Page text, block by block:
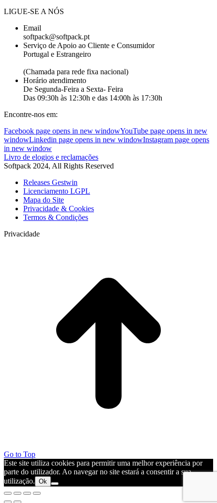
LIGUE-SE A NÓS
Email
softpack@softpack.pt
Serviço de Apoio ao Cliente e Consumidor
Portugal e Estrangeiro
(Chamada para rede fixa nacional)
Horário atendimento
De Segunda-Feira a Sexta- Feira
Das 09:30h às 12:30h e das 14:00h às 17:30h
Encontre-nos em:
Facebook page opens in new windowYouTube page opens in new
windowLinkedin page opens in new windowInstagram page opens
in new window
Livro de elogios e reclamações
Softpack 2024, All Rights Reserved
Releases Gestwin
Licenciamento LGPL
Mapa do Site
Privacidade & Cookies
Termos & Condições
Privacidade
Go to Top
Este site utiliza cookies para permitir uma melhor experiência por
parte do utilizador. Ao navegar no site estará a consentir a sua
utilização. Ok